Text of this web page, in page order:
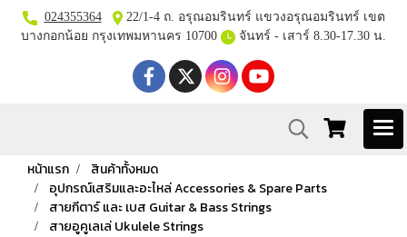
024355364
22/1-4 ถ. อรุณอมรินทร์ แขวงอรุณอมรินทร์ เขต
บางกอกน้อย กรุงเทพมหานคร 10700
จันทร์ - เสาร์ 8.30-17.30 น.
หน้าแรก
สินค้าทั้งหมด
อุปกรณ์เสริมและอะไหล่ Accessories & Spare Parts
สายกีตาร์ และ เบส Guitar & Bass Strings
สายอูคูเลเล่ Ukulele Strings